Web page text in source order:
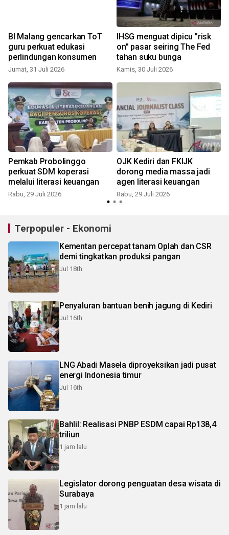
BI Malang gencarkan ToT
guru perkuat edukasi
perlindungan konsumen
Jumat, 31 Juli 2026
IHSG menguat dipicu "risk
on" pasar seiring The Fed
tahan suku bunga
Kamis, 30 Juli 2026
Pemkab Probolinggo
perkuat SDM koperasi
melalui literasi keuangan
Rabu, 29 Juli 2026
OJK Kediri dan FKIJK
dorong media massa jadi
agen literasi keuangan
Rabu, 29 Juli 2026
Terpopuler - Ekonomi
Kementan percepat tanam Oplah dan CSR
demi tingkatkan produksi pangan
Jul 18th
Penyaluran bantuan benih jagung di Kediri
Jul 16th
LNG Abadi Masela diproyeksikan jadi pusat
energi Indonesia timur
Jul 16th
Bahlil: Realisasi PNBP ESDM capai Rp138,4
triliun
1 jam lalu
Legislator dorong penguatan desa wisata di
Surabaya
1 jam lalu